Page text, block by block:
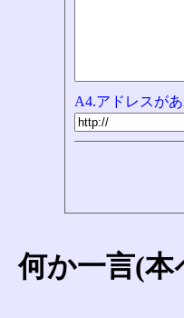
A4.アドレスが
何か一言(